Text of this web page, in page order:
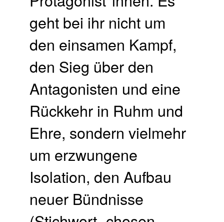
geht bei ihr nicht um
den einsamen Kampf,
den Sieg über den
Antagonisten und eine
Rückkehr in Ruhm und
Ehre, sondern vielmehr
um erzwungene
Isolation, den Aufbau
neuer Bündnisse